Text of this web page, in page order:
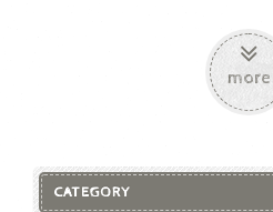
more
CATEGORY